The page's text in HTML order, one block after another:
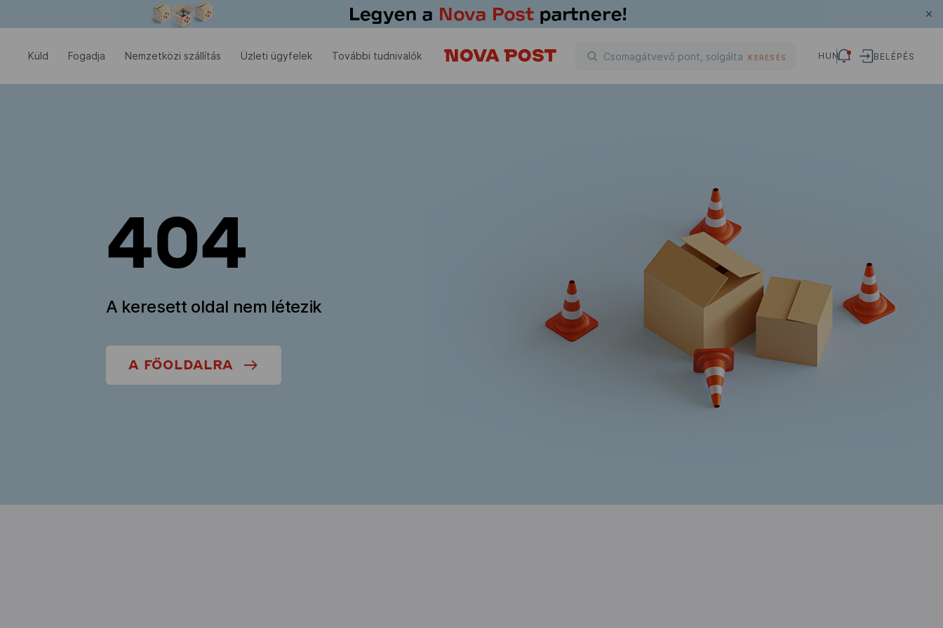
Küld Fogadja Nemzetközi szállítás Üzleti ügyfelek További tudnivalók KERESÉS HUN BELÉPÉS
404
A keresett oldal nem létezik
A FŐOLDALRA